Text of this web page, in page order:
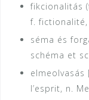
fikcionalitás
f.
séma és
schéma et
l’esprit, n.